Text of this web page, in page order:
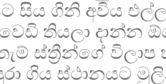
සිය ගිනි අවිය
තියලා දාන්න
ස්ත්‍රීන්ගේ
ගිය ස්ථානයට